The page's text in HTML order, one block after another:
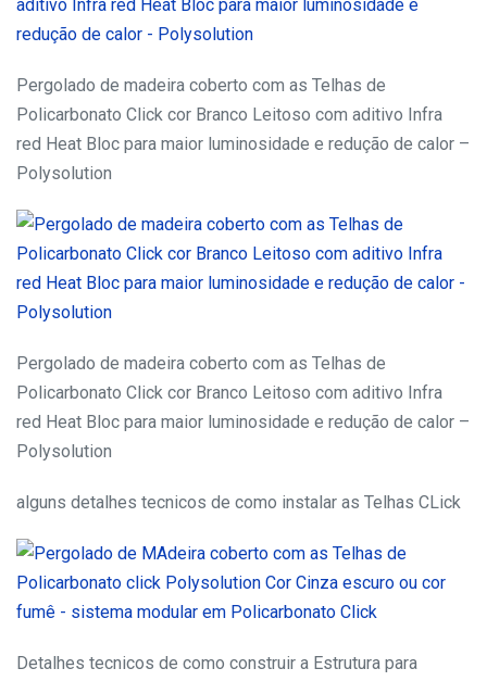
Pergolado de madeira coberto com as Telhas de
Policarbonato Click cor Branco Leitoso com aditivo Infra
red Heat Bloc para maior luminosidade e redução de calor –
Polysolution
Pergolado de madeira coberto com as Telhas de
Policarbonato Click cor Branco Leitoso com aditivo Infra
red Heat Bloc para maior luminosidade e redução de calor –
Polysolution
alguns detalhes tecnicos de como instalar as Telhas CLick
Detalhes tecnicos de como construir a Estrutura para